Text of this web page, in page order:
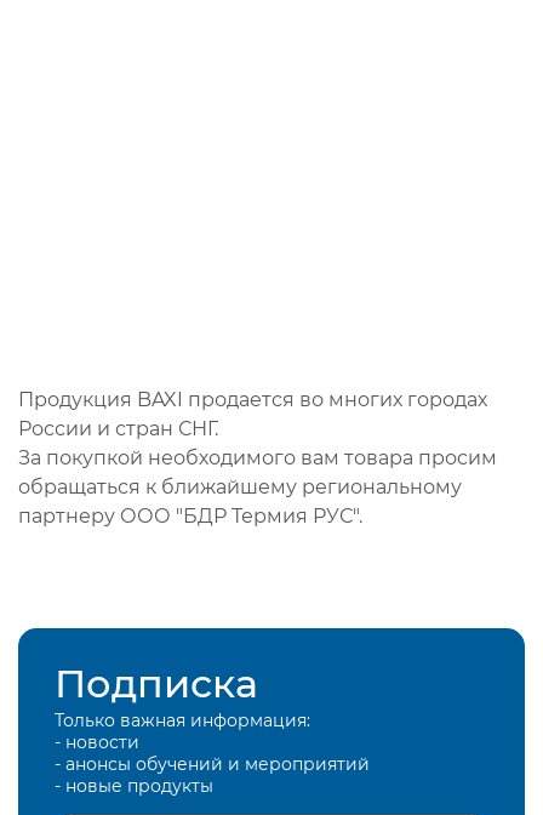
Продукция BAXI продается во многих городах
России и стран СНГ.
За покупкой необходимого вам товара просим
обращаться к ближайшему региональному
партнеру ООО "БДР Термия РУС".
Подписка
Только важная информация:
- новости
- анонсы обучений и мероприятий
- новые продукты